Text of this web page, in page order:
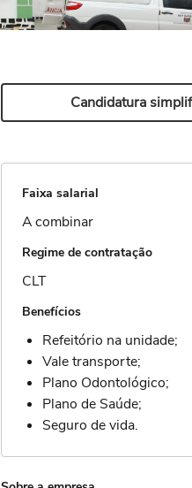
Candidatura
Faixa salarial
A combinar
Regime de contratação
CLT
Benefícios
Refeitório na unidade;
Vale transporte;
Plano Odontológico;
Plano de Saúde;
Seguro de vida.